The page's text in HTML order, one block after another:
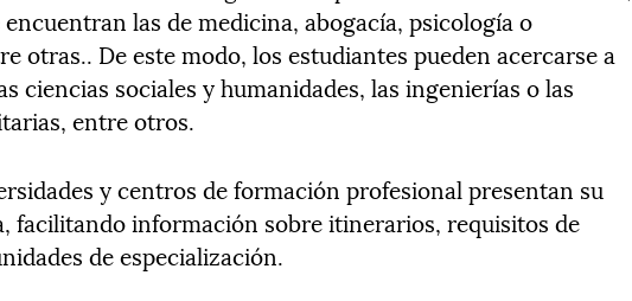
las de medicina, abogacía, psicología o
otras.. De este modo, los estudiantes pueden acercarse a
ciencias sociales y humanidades, las ingenierías o las
entre otros.
y centros de formación profesional presentan su
facilitando información sobre itinerarios, requisitos de
de especialización.